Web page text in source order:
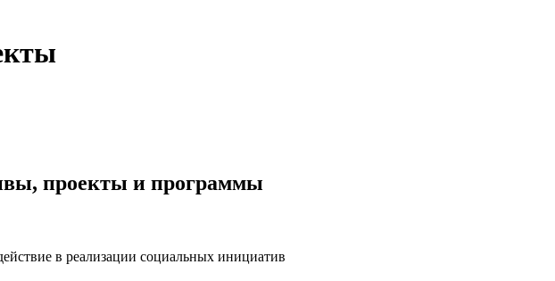
проекты и программы
в реализации социальных инициатив